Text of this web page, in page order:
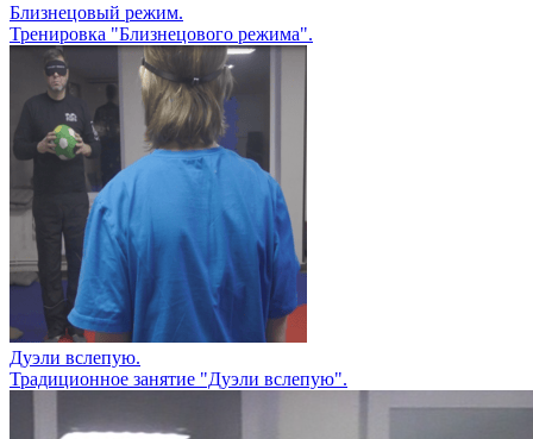
Близнецовый режим.
Тренировка "Близнецового режима".
Дуэли вслепую.
Традиционное занятие "Дуэли вслепую".